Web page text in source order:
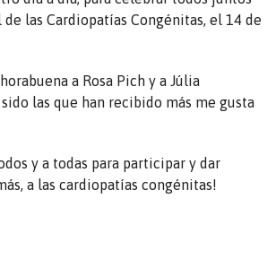
las Cardiopatías Congénitas, el 14 de
a Rosa Pich y a Júlia
las que han recibido más me gusta
y a todas para participar y dar
a las cardiopatías congénitas!